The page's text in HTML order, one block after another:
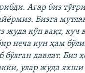
Агар биз
Бизга
жуда кўп вақт,
неча кун ҳам
давлат. Биз
улар жуда яхши